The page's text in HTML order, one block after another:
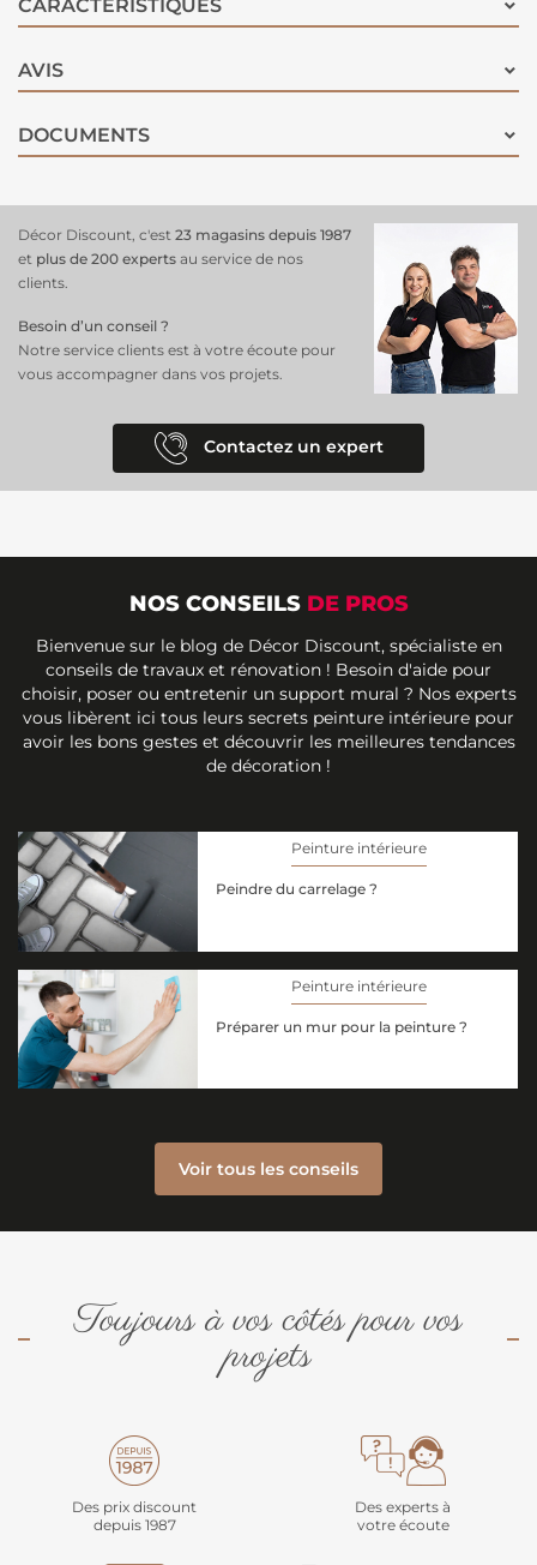
CARACTÉRISTIQUES
AVIS
DOCUMENTS
Décor Discount, c'est 23 magasins depuis 1987
et plus de 200 experts au service de nos
clients.
Besoin d’un conseil ?
Notre service clients est à votre écoute pour
vous accompagner dans vos projets.
Contactez un expert
NOS CONSEILS DE PROS
Bienvenue sur le blog de Décor Discount, spécialiste en
conseils de travaux et rénovation ! Besoin d'aide pour
choisir, poser ou entretenir un support mural ? Nos experts
vous libèrent ici tous leurs secrets peinture intérieure pour
avoir les bons gestes et découvrir les meilleures tendances
de décoration !
Peinture intérieure
Peindre du carrelage ?
Peinture intérieure
Préparer un mur pour la peinture ?
Voir tous les conseils
Toujours à vos côtés pour vos
projets
Des prix discount
depuis 1987
Des experts à
votre écoute